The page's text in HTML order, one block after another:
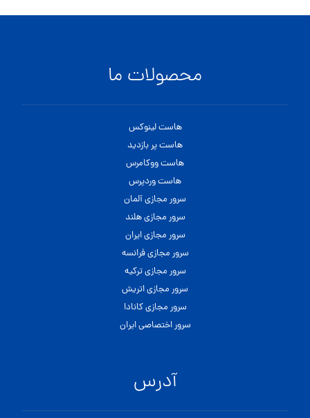
محصولات ما
هاست لینوکس
هاست پر بازدید
هاست ووکامرس
هاست وردپرس
سرور مجازی آلمان
سرور مجازی هلند
سرور مجازی ایران
سرور مجازی فرانسه
سرور مجازی ترکیه
سرور مجازی اتریش
سرور مجازی کانادا
سرور اختصاصی ایران
آدرس